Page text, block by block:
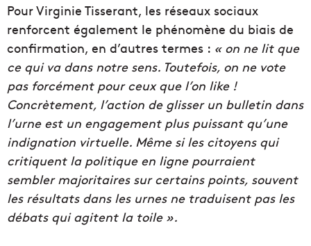
Pour Virginie Tisserant, les réseaux sociaux
renforcent également le phénomène du biais de
confirmation, en d’autres termes : « on ne lit que
ce qui va dans notre sens. Toutefois, on ne vote
pas forcément pour ceux que l’on like !
Concrètement, l’action de glisser un bulletin dans
l’urne est un engagement plus puissant qu’une
indignation virtuelle. Même si les citoyens qui
critiquent la politique en ligne pourraient
sembler majoritaires sur certains points, souvent
les résultats dans les urnes ne traduisent pas les
débats qui agitent la toile ».